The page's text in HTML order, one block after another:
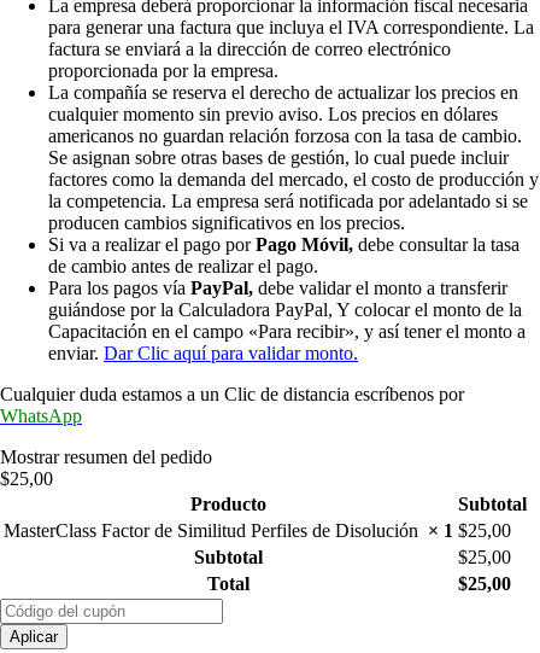
La empresa deberá proporcionar la información fiscal necesaria
para generar una factura que incluya el IVA correspondiente. La
factura se enviará a la dirección de correo electrónico
proporcionada por la empresa.
La compañía se reserva el derecho de actualizar los precios en
cualquier momento sin previo aviso. Los precios en dólares
americanos no guardan relación forzosa con la tasa de cambio.
Se asignan sobre otras bases de gestión, lo cual puede incluir
factores como la demanda del mercado, el costo de producción y
la competencia. La empresa será notificada por adelantado si se
producen cambios significativos en los precios.
Si va a realizar el pago porPago Móvil, debe consultar la tasa
de cambio antes de realizar el pago.
Para los pagos vía PayPal, debe validar el monto a transferir
guiándose por la Calculadora PayPal, Y colocar el monto de la
Capacitación en el campo «Para recibir», y así tener el monto a
enviar. Dar Clic aquí para validar monto.
Cualquier duda estamos a un Clic de distancia escríbenos por
WhatsApp
Mostrar resumen del pedido
$25,00
Producto
Subtotal
MasterClass Factor de Similitud Perfiles de Disolución × 1 $25,00
Subtotal
$25,00
Total
$25,00
Aplicar